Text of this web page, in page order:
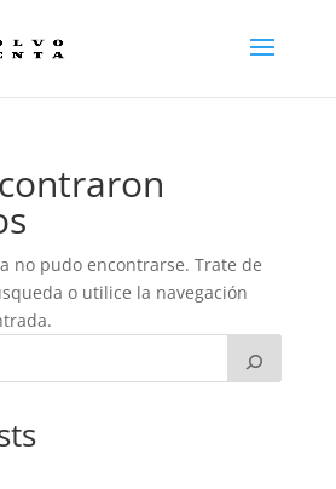
no pudo encontrarse. Trate de
o utilice la navegación